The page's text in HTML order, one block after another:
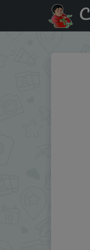
Придбати по знижці